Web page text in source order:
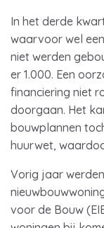
In het derde
waarvoor wel
niet werden
er 1.000. Een
financiering niet
doorgaan. Het
bouwplannen
huurwet,
Vorig jaar
voor de Bouw